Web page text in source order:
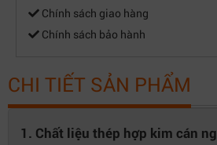
Chính sách giao hàng
Chính sách bảo hành
CHI TIẾT SẢN PHẨM
1. Chất liệu thép hợp kim cán